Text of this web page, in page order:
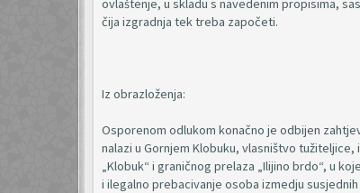
ovlaštenje, u skladu s navedenim propisima,
čija izgradnja tek treba započeti.
Iz obrazloženja:
Osporenom odlukom konačno je odbijen
nalazi u Gornjem Klobuku, vlasništvo
„Klobuk“ i graničnog prelaza „Ilijino brdo“, u
i ilegalno prebacivanje osoba izmedju